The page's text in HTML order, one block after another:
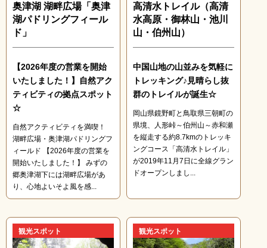
奥津湖 湖畔広場「奥津
湖パドリングフィール
ド」
【2026年度の営業を開始
いたしました！】自然アク
ティビティの拠点スポット
☆
自然アクティビティを満喫！
湖畔広場・奥津湖パドリングフ
ィールド 【2026年度の営業を
開始いたしました！】 みずの
郷奥津湖下には湖畔広場があ
り、心地よいそよ風を感...
高清水トレイル（高清
水高原・御林山・池川
山・伯州山）
中国山地の山並みを気軽に
トレッキング♪見晴らし抜
群のトレイルが誕生☆
岡山県鏡野町と鳥取県三朝町の
県境、人形峠～伯州山～赤和瀬
を縦走する約8.7kmのトレッキ
ングコース「高清水トレイル」
が2019年11月7日に全線グラン
ドオープンしまし...
観光スポット 観光スポット